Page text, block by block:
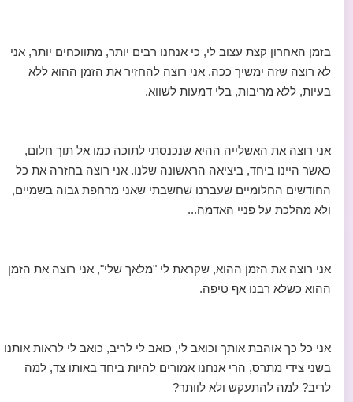
בזמן האחרון קצת עצוב לי, כי אנחנו רבים יותר, מתווכחים יותר, אני
לא רוצה שזה ימשיך ככה. אני רוצה להחזיר את הזמן ההוא ללא
בעיות, ללא מריבות, בלי דמעות לשווא.
אני רוצה את האשלייה ההיא שנכנסתי לתוכה כמו אל תוך חלום,
כאשר היינו ביחד, ביציאה הראשונה שלנו. אני רוצה בחזרה את כל
החודשים החלומיים שעברנו שחשבתי שאני מרחפת גבוה בשמיים,
ולא מהלכת על פניי האדמה...
אני רוצה את הזמן ההוא, שקראת לי "מלאך שלי", אני רוצה את הזמן
ההוא כשלא רבנו אף טיפה.
אני כל כך אוהבת אותך וכואב לי, כואב לי לריב, כואב לי לראות אותנו
בשני צידי מתרס, הרי אנחנו אמורים להיות ביחד באותו צד, למה
לריב? למה להתעקש ולא לוותר?